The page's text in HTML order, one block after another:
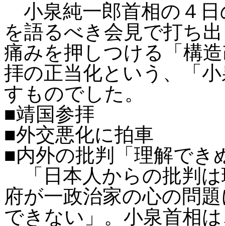
小泉純一郎首相の４日
を語るべき会見で打ち
痛みを押しつける「構
拝の正当化という、「
すものでした。
■靖国参拝
■外交悪化に拍車
■内外の批判「理解でき
「日本人からの批判
府が一政治家の心の問
できない」。小泉首相